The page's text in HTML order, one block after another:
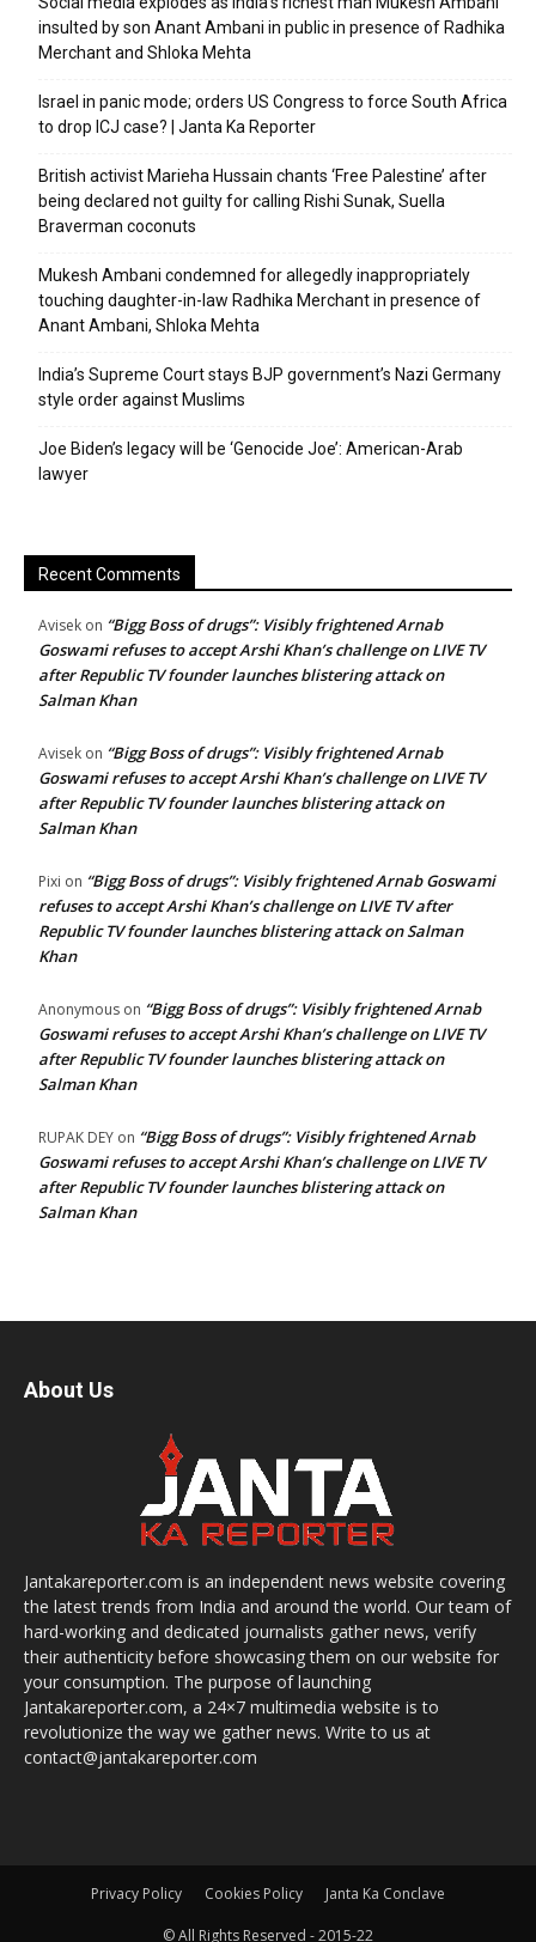
insulted by son Anant Ambani in public in presence of Radhika
Merchant and Shloka Mehta
Israel in panic mode; orders US Congress to force South Africa
to drop ICJ case? | Janta Ka Reporter
British activist Marieha Hussain chants ‘Free Palestine’ after
being declared not guilty for calling Rishi Sunak, Suella
Braverman coconuts
Mukesh Ambani condemned for allegedly inappropriately
touching daughter-in-law Radhika Merchant in presence of
Anant Ambani, Shloka Mehta
India’s Supreme Court stays BJP government’s Nazi Germany
style order against Muslims
Joe Biden’s legacy will be ‘Genocide Joe’: American-Arab
lawyer
Recent Comments
Avisek on “Bigg Boss of drugs”: Visibly frightened Arnab
Goswami refuses to accept Arshi Khan’s challenge on LIVE TV
after Republic TV founder launches blistering attack on
Salman Khan
Avisek on “Bigg Boss of drugs”: Visibly frightened Arnab
Goswami refuses to accept Arshi Khan’s challenge on LIVE TV
after Republic TV founder launches blistering attack on
Salman Khan
Pixi on “Bigg Boss of drugs”: Visibly frightened Arnab Goswami
refuses to accept Arshi Khan’s challenge on LIVE TV after
Republic TV founder launches blistering attack on Salman
Khan
Anonymous on “Bigg Boss of drugs”: Visibly frightened Arnab
Goswami refuses to accept Arshi Khan’s challenge on LIVE TV
after Republic TV founder launches blistering attack on
Salman Khan
RUPAK DEY on “Bigg Boss of drugs”: Visibly frightened Arnab
Goswami refuses to accept Arshi Khan’s challenge on LIVE TV
after Republic TV founder launches blistering attack on
Salman Khan
About Us
Jantakareporter.com is an independent news website covering
the latest trends from India and around the world. Our team of
hard-working and dedicated journalists gather news, verify
their authenticity before showcasing them on our website for
your consumption. The purpose of launching
Jantakareporter.com, a 24×7 multimedia website is to
revolutionize the way we gather news. Write to us at
contact@jantakareporter.com
Privacy Policy Cookies Policy Janta Ka Conclave
© All Rights Reserved - 2015-22